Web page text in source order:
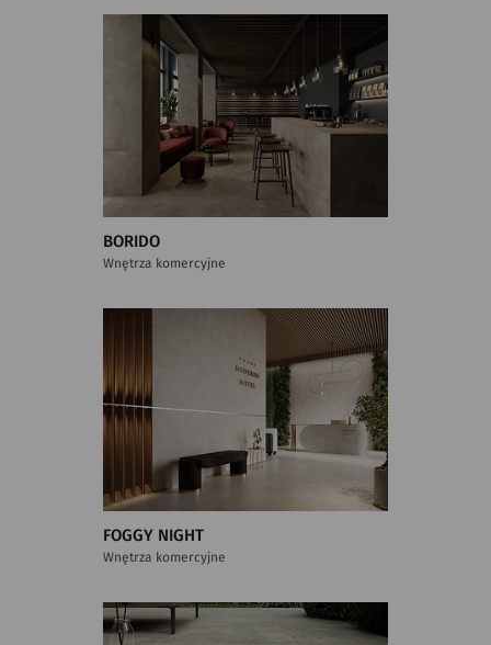
BORIDO
Wnętrza komercyjne
FOGGY NIGHT
Wnętrza komercyjne